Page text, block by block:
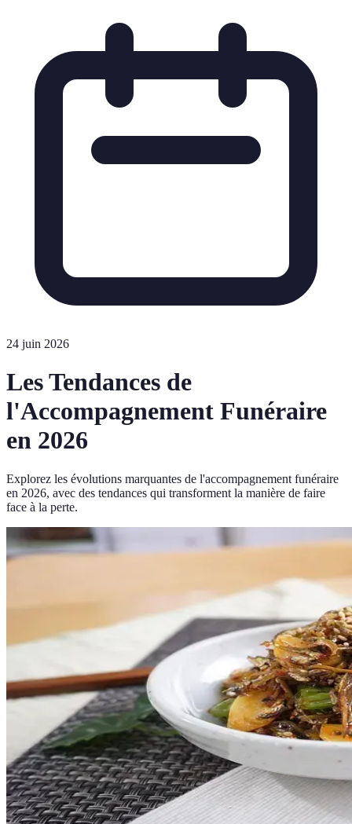
24 juin 2026
Les Tendances de
l'Accompagnement Funéraire
en 2026
Explorez les évolutions marquantes de l'accompagnement funéraire
en 2026, avec des tendances qui transforment la manière de faire
face à la perte.